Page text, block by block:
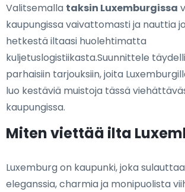
Valitsemalla taksin Luxemburgissa
kaupungissa vaivattomasti ja nauttia
hetkestä iltaasi huolehtimatta
kuljetuslogistiikasta.Suunnittele
parhaisiin tarjouksiin, joita
luo kestäviä muistoja tässä
kaupungissa.
Miten viettää ilta
Luxemburg on kaupunki, joka
eleganssia, charmia ja monipuolista